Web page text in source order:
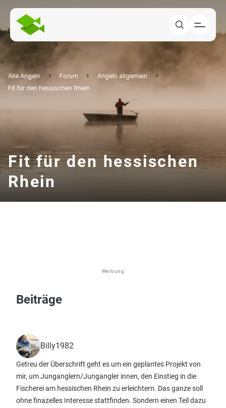
Alle Angeln Forum
Angeln allgemein
Fit für den hessischen Rhein
Fit für den hessischen
Rhein
Werbung
Beiträge
Billy1982
Getreu der Überschrift geht es um ein geplantes Projekt von
mir, um Junganglern/Jungangler innen, den Einstieg in die
Fischerei am hessischen Rhein zu erleichtern. Das ganze soll
ohne finazelles Interesse stattfinden. Sondern einen Teil dazu